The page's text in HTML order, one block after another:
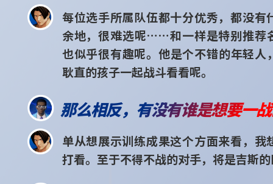
每位选手所属队伍都十分优秀，都没有
余地，很难选呢……和一样是特别推荐
也似乎很有趣呢。他是个不错的年轻人
耿直的孩子一起战斗看看呢。
那么相反，有没有谁是想要一
单从想展示训练成果这个方面来看，我
打看。至于不得不战的对手，将是吉斯